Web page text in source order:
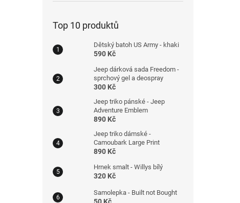
Top 10 produktů
Dětský batoh US Army - khaki
590 Kč
Jeep dárková sada Freedom -
sprchový gel a deospray
300 Kč
Jeep triko pánské - Jeep
Adventure Emblem
890 Kč
Jeep triko dámské -
Camoubark Large Print
890 Kč
Hrnek smalt - Willys bílý
320 Kč
Samolepka - Built not Bought